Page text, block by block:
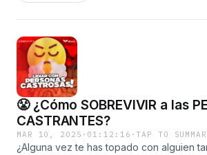
¿de verdad es tan terrible?
😤 ¿Cómo SOBREVIVIR a las
CASTRANTES?
MAR 10, 2025 · 01:12:16 ·TAP TO
¿Alguna vez te has topado con alguien